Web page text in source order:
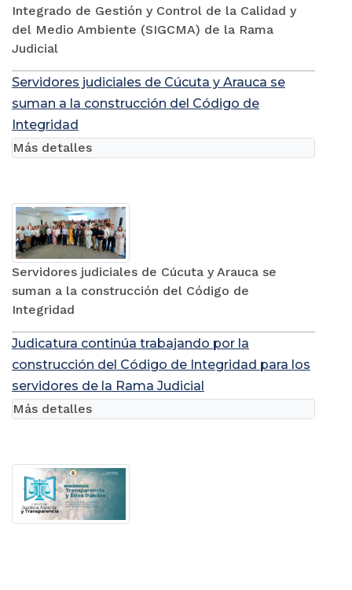
Integrado de Gestión y Control de la Calidad y
del Medio Ambiente (SIGCMA) de la Rama
Judicial
Servidores judiciales de Cúcuta y Arauca se
suman a la construcción del Código de
Integridad
Servidores judiciales de Cúcuta y Arauca se
suman a la construcción del Código de
Integridad
Más detalles
Judicatura continúa trabajando por la
construcción del Código de Integridad para los
servidores de la Rama Judicial
Más detalles